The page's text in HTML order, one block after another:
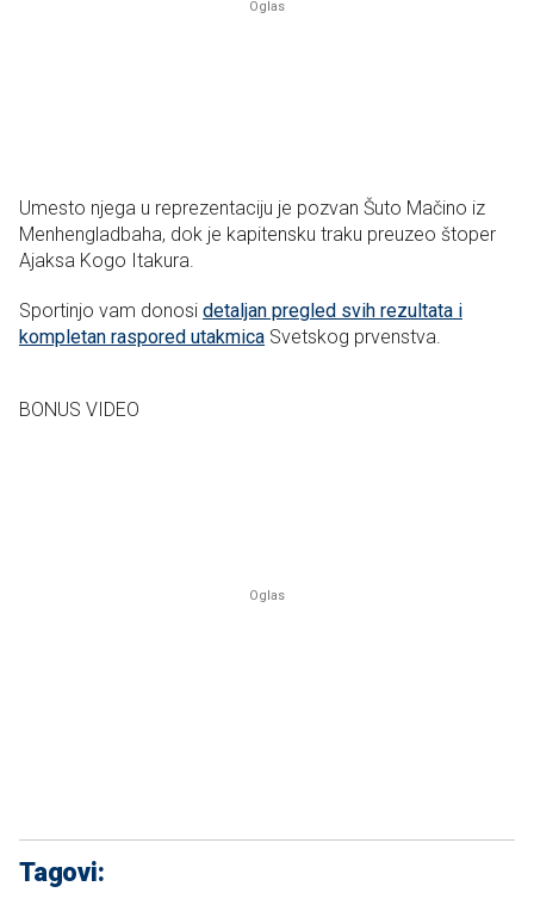
Umesto njega u reprezentaciju je pozvan Šuto Mačino iz
Menhengladbaha, dok je kapitensku traku preuzeo štoper
Ajaksa Kogo Itakura.
Sportinjo vam donosi detaljan pregled svih rezultata i
kompletan raspored utakmica Svetskog prvenstva.
BONUS VIDEO
Tagovi: